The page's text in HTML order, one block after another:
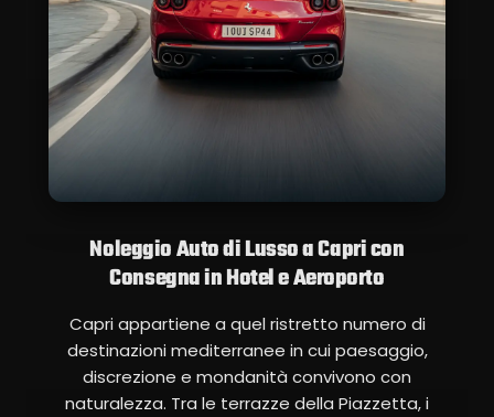
Noleggio Auto di Lusso a Capri con
Consegna in Hotel e Aeroporto
Capri appartiene a quel ristretto numero di
destinazioni mediterranee in cui paesaggio,
discrezione e mondanità convivono con
naturalezza. Tra le terrazze della Piazzetta, i